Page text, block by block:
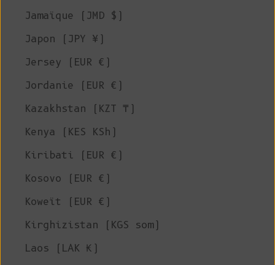
Jamaïque (JMD $)
Japon (JPY ¥)
Jersey (EUR €)
Jordanie (EUR €)
Kazakhstan (KZT ₸)
Kenya (KES KSh)
Kiribati (EUR €)
Kosovo (EUR €)
Koweït (EUR €)
Kirghizistan (KGS som)
Laos (LAK ₭)